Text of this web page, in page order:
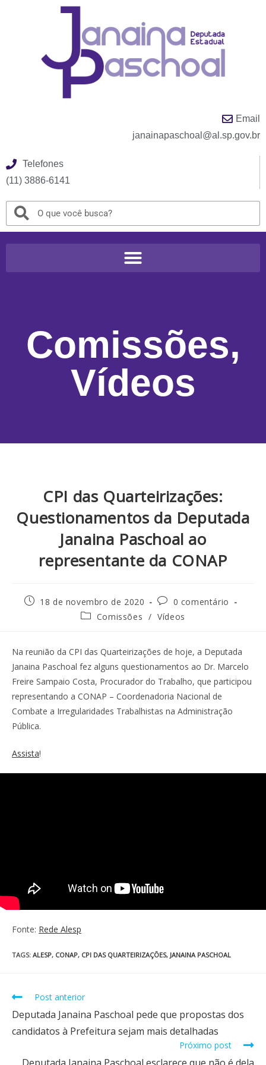
Email
janainapaschoal@al.sp.gov.br
Telefones
(11) 3886-6141
Comissões,
Vídeos
CPI das Quarteirizações:
Questionamentos da Deputada
Janaina Paschoal ao
representante da CONAP
18 de novembro de 2020
0 comentário
Comissões / Vídeos
Na reunião da CPI das Quarteirizações de hoje, a Deputada
Janaina Paschoal fez alguns questionamentos ao Dr. Marcelo
Freire Sampaio Costa, Procurador do Trabalho, que participou
representando a CONAP – Coordenadoria Nacional de
Combate a Irregularidades Trabalhistas na Administração
Pública.
Assista!
Fonte: Rede Alesp
TAGS: ALESP, CONAP, CPI DAS QUARTEIRIZAÇÕES, JANAINA PASCHOAL
Post anterior
Deputada Janaina Paschoal pede que propostas dos
candidatos à Prefeitura sejam mais detalhadas
Próximo post